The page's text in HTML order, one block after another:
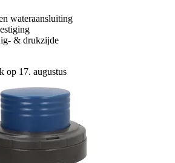
wateraansluiting
& drukzijde
op 17. augustus